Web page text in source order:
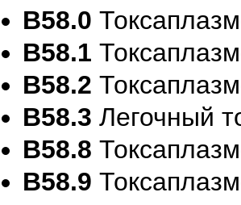
B58.0
B58.1
B58.2
B58.3 Легочный
B58.8
B58.9